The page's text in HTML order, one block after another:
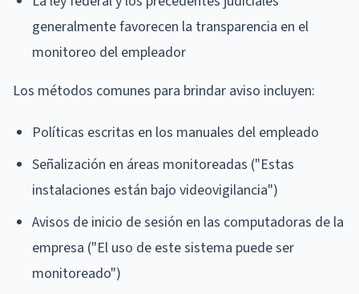
generalmente favorecen la transparencia en el
monitoreo del empleador
Los métodos comunes para brindar aviso incluyen:
Políticas escritas en los manuales del empleado
Señalización en áreas monitoreadas ("Estas
instalaciones están bajo videovigilancia")
Avisos de inicio de sesión en las computadoras de la
empresa ("El uso de este sistema puede ser
monitoreado")